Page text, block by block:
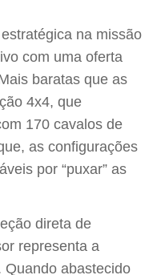
na missão
com uma oferta
baratas que as
4x4, que
170 cavalos de
as configurações
por “puxar” as
direta de
representa a
Quando abastecido